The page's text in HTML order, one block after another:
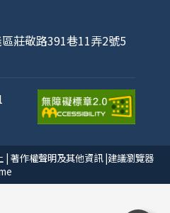
莊敬路391巷11弄2號5
| 著作權聲明及其他資訊 |建議瀏覽器